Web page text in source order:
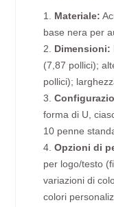
1. Materiale:
base nera per
2. Dimensioni:
(7,87 pollici);
pollici);
3.
forma di U,
10 penne
4.Opzioni di
per logo/testo
variazioni di
colori